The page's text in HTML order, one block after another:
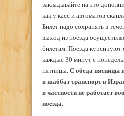
закладывайте на это
как у касс и автоматов
Билет надо сохранять в
выход из поезда
билетам. Поезда курсируют
каждые 30 минут с
пятницы. С обеда пятницы
в шаббат транспорт в
в частности не работает
поезда.